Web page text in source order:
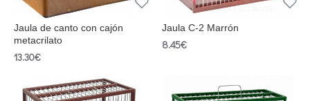
Jaula de canto con cajón
metacrilato
13.30€
Jaula C-2 Marrón
8.45€